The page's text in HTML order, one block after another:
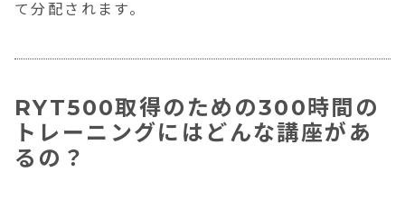
て分配されます。
RYT500取得のための300時間の
トレーニングにはどんな講座があ
るの？